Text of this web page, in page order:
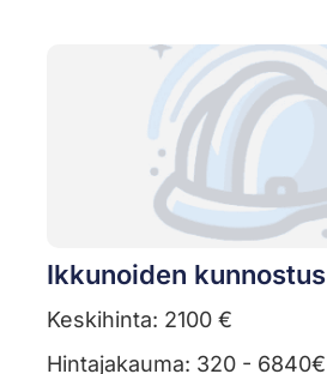
Ikkunoiden kunnostus
Keskihinta: 2100 €
Hintajakauma: 320 - 6840€